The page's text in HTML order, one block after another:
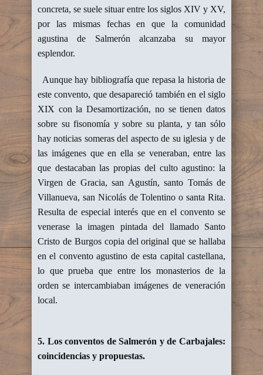
concreta, se suele situar entre los siglos XIV y XV,
por las mismas fechas en que la comunidad
agustina de Salmerón alcanzaba su mayor
esplendor.
Aunque hay bibliografía que repasa la historia de
este convento, que desapareció también en el siglo
XIX con la Desamortización, no se tienen datos
sobre su fisonomía y sobre su planta, y tan sólo
hay noticias someras del aspecto de su iglesia y de
las imágenes que en ella se veneraban, entre las
que destacaban las propias del culto agustino: la
Virgen de Gracia, san Agustín, santo Tomás de
Villanueva, san Nicolás de Tolentino o santa Rita.
Resulta de especial interés que en el convento se
venerase la imagen pintada del llamado Santo
Cristo de Burgos copia del original que se hallaba
en el convento agustino de esta capital castellana,
lo que prueba que entre los monasterios de la
orden se intercambiaban imágenes de veneración
local.
5. Los conventos de Salmerón y de Carbajales:
coincidencias y propuestas.